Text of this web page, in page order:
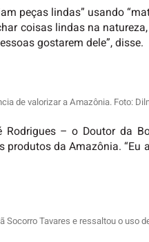
peças lindas” usando
coisas lindas na
gostarem dele”, disse.
de valorizar a Amazônia. Foto:
– o Doutor da
da Amazônia.
Tavares e ressaltou o uso